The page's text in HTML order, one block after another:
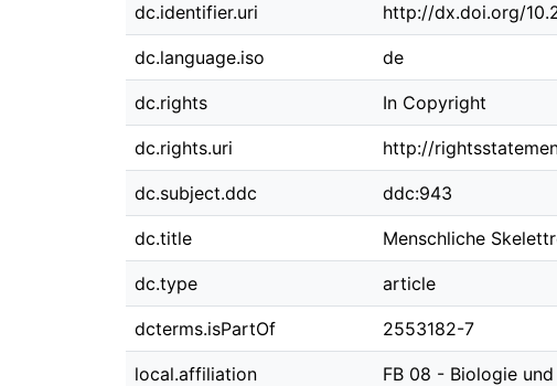
dc.identifier.uri http://dx.doi.org/
dc.language.iso de
dc.rights In Copyright
dc.rights.uri http://
dc.subject.ddc ddc:943
dc.title Menschliche
dc.type article
dcterms.isPartOf 2553182-7
local.affiliation FB 08 - Biologie